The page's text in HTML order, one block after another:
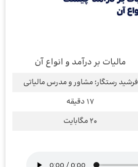
مالیات بر درآمد و انواع آن
فرشید رستگار؛ مشاور و مدرس مالیاتی
17 دقیقه
20 مگابایت